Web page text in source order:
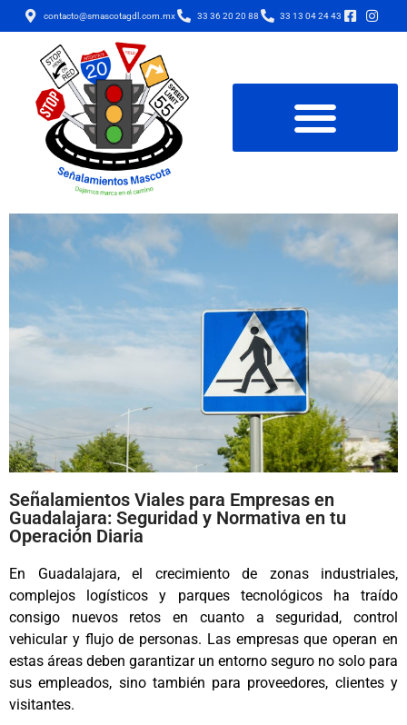
contacto@smascotagdl.com.mx 33 36 20 20 88 33 13 04 24 43
Señalamientos Viales para Empresas en
Guadalajara: Seguridad y Normativa en tu
Operación Diaria
En Guadalajara, el crecimiento de zonas industriales,
complejos logísticos y parques tecnológicos ha traído
consigo nuevos retos en cuanto a seguridad, control
vehicular y flujo de personas. Las empresas que operan en
estas áreas deben garantizar un entorno seguro no solo para
sus empleados, sino también para proveedores, clientes y
visitantes.